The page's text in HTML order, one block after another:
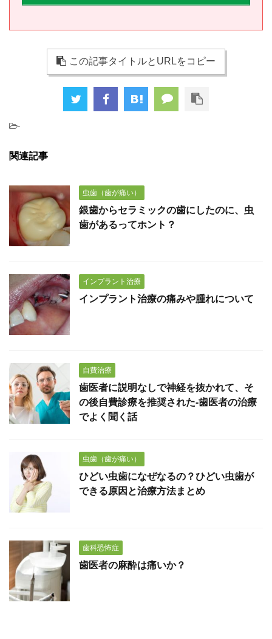
この記事タイトルとURLをコピー
-
関連記事
虫歯（歯が痛い）
銀歯からセラミックの歯にしたのに、虫
歯があるってホント？
インプラント治療
インプラント治療の痛みや腫れについて
自費治療
歯医者に説明なしで神経を抜かれて、そ
の後自費診療を推奨された-歯医者の治療
でよく聞く話
虫歯（歯が痛い）
ひどい虫歯になぜなるの？ひどい虫歯が
できる原因と治療方法まとめ
歯科恐怖症
歯医者の麻酔は痛いか？